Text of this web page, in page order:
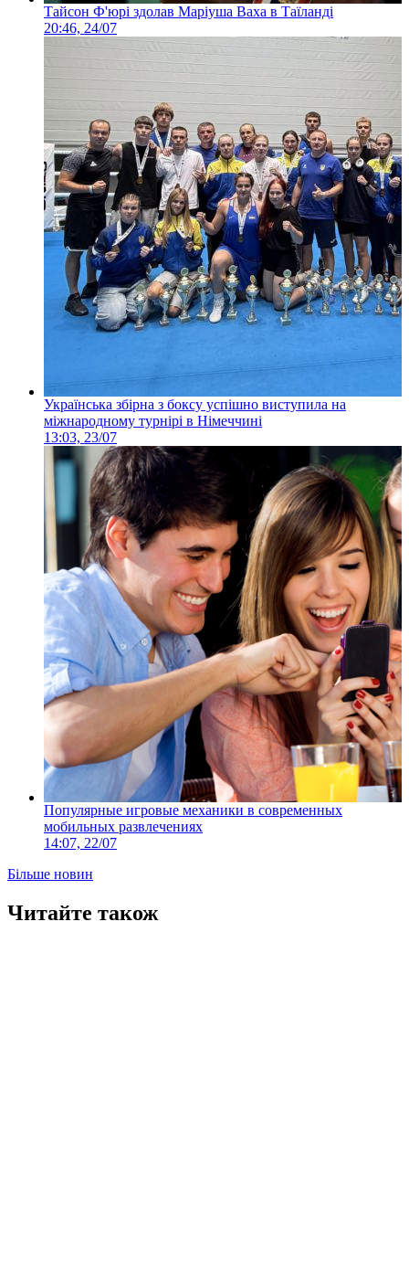
Тайсон Ф'юрі здолав Маріуша Ваха в Таїланді
20:46, 24/07
Українська збірна з боксу успішно виступила на
міжнародному турнірі в Німеччині
13:03, 23/07
Популярные игровые механики в современных
мобильных развлечениях
14:07, 22/07
Більше новин
Читайте також